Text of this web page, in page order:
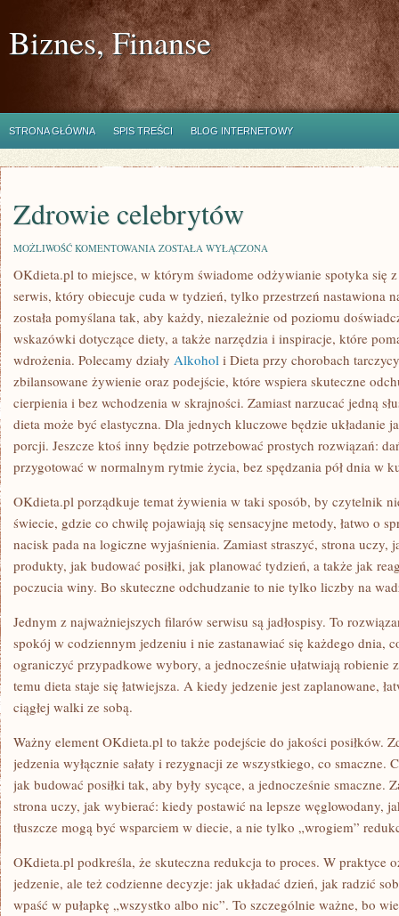
Biznes, Finanse
STRONA GŁÓWNA SPIS TREŚCI BLOG INTERNETOWY
Zdrowie celebrytów
MOŻLIWOŚĆ KOMENTOWANIA ZDROWIE
ZOSTAŁA WYŁĄCZONA
OKdieta.pl to miejsce, w którym świadome odżywianie spotyka się
serwis, który obiecuje cuda w tydzień, tylko przestrzeń nastawiona
została pomyślana tak, aby każdy, niezależnie od poziomu
wskazówki dotyczące diety, a także narzędzia i inspiracje, które
wdrożenia. Polecamy działy Alkohol i Dieta przy chorobach
zbilansowane żywienie oraz podejście, które wspiera skuteczne
cierpienia i bez wchodzenia w skrajności. Zamiast narzucać jedną
dieta może być elastyczna. Dla jednych kluczowe będzie układanie
porcji. Jeszcze ktoś inny będzie potrzebować prostych rozwiązań:
przygotować w normalnym rytmie życia, bez spędzania pół dnia w
OKdieta.pl porządkuje temat żywienia w taki sposób, by czytelnik
świecie, gdzie co chwilę pojawiają się sensacyjne metody, łatwo o
nacisk pada na logiczne wyjaśnienia. Zamiast straszyć, strona uczy,
produkty, jak budować posiłki, jak planować tydzień, a także jak
poczucia winy. Bo skuteczne odchudzanie to nie tylko liczby na
Jednym z najważniejszych filarów serwisu są jadłospisy. To
spokój w codziennym jedzeniu i nie zastanawiać się każdego dnia,
ograniczyć przypadkowe wybory, a jednocześnie ułatwiają
temu dieta staje się łatwiejsza. A kiedy jedzenie jest zaplanowane,
ciągłej walki ze sobą.
Ważny element OKdieta.pl to także podejście do jakości posiłków.
jedzenia wyłącznie sałaty i rezygnacji ze wszystkiego, co smaczne.
jak budować posiłki tak, aby były sycące, a jednocześnie smaczne.
strona uczy, jak wybierać: kiedy postawić na lepsze węglowodany,
tłuszcze mogą być wsparciem w diecie, a nie tylko „wrogiem”
OKdieta.pl podkreśla, że skuteczna redukcja to proces. W praktyce
jedzenie, ale też codzienne decyzje: jak układać dzień, jak radzić
wpaść w pułapkę „wszystko albo nic”. To szczególnie ważne, bo